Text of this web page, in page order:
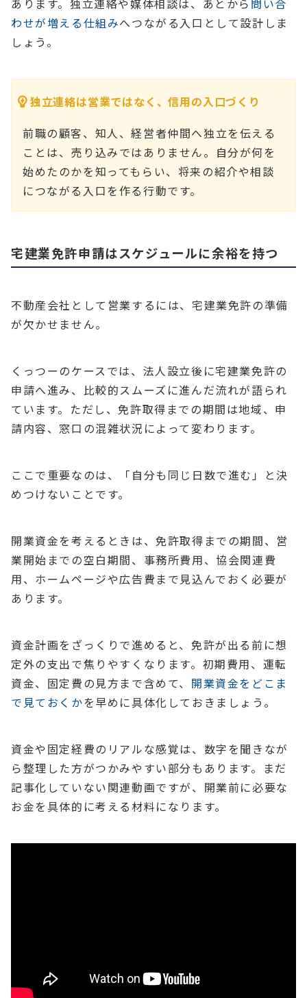
あります。独立連絡や媒体相談は、あとから 問い合
わせが増える仕組みへつながる入口として設計しま
しょう。
独立連絡は営業ではなく、信用の入口づくり
前職の顧客、知人、経営者仲間へ独立を伝える
ことは、売り込みではありません。自分が何を
始めたのかを知ってもらい、将来の紹介や相談
につながる入口を作る行動です。
宅建業免許申請はスケジュールに余裕を持つ
不動産会社として営業するには、宅建業免許の準備
が欠かせません。
くっつーのケースでは、法人設立後に宅建業免許の
申請へ進み、比較的スムーズに進んだ流れが語られ
ています。ただし、免許取得までの期間は地域、申
請内容、窓口の混雑状況によって変わります。
ここで重要なのは、「自分も同じ日数で進む」と決
めつけないことです。
開業資金を考えるときは、免許取得までの期間、営
業開始までの空白期間、事務所費用、協会関連費
用、ホームページや広告費まで見込んでおく必要が
あります。
資金計画をざっくりで進めると、免許が出る前に想
定外の支出で焦りやすくなります。初期費用、運転
資金、固定費の見方まで含めて、 開業資金をどこま
で見ておくかを早めに具体化しておきましょう。
資金や固定経費のリアルな感覚は、数字を聞きなが
ら整理した方がつかみやすい部分もあります。まだ
記事化していない関連動画ですが、開業前に必要な
お金を具体的に考える材料になります。